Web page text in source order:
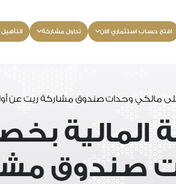
افتح حساب استثماري الآن تداول مشاركة
على مالكي وحدات صندوق مشاركة ريت عن
المالية
صندوق